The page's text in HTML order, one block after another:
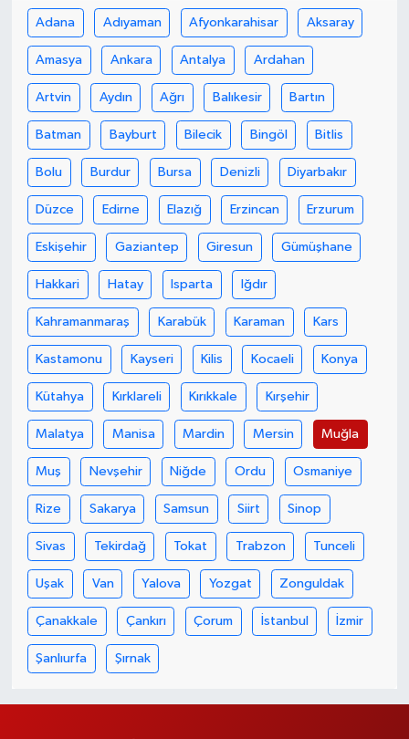
Adana Adıyaman Afyonkarahisar Aksaray
Amasya Ankara Antalya Ardahan
Artvin Aydın Ağrı Balıkesir Bartın
Batman Bayburt Bilecik Bingöl Bitlis
Bolu Burdur Bursa Denizli Diyarbakır
Düzce Edirne Elazığ Erzincan Erzurum
Eskişehir Gaziantep Giresun Gümüşhane
Hakkari Hatay Isparta Iğdır
Kahramanmaraş Karabük Karaman Kars
Kastamonu Kayseri Kilis Kocaeli Konya
Kütahya Kırklareli Kırıkkale Kırşehir
Malatya Manisa Mardin Mersin Muğla
Muş Nevşehir Niğde Ordu Osmaniye
Rize Sakarya Samsun Siirt Sinop
Sivas Tekirdağ Tokat Trabzon Tunceli
Uşak Van Yalova Yozgat Zonguldak
Çanakkale Çankırı Çorum İstanbul İzmir
Şanlıurfa Şırnak